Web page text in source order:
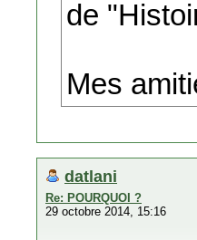
de
Mes
datlani
Re: POURQUOI ?
29 octobre 2014, 15:16